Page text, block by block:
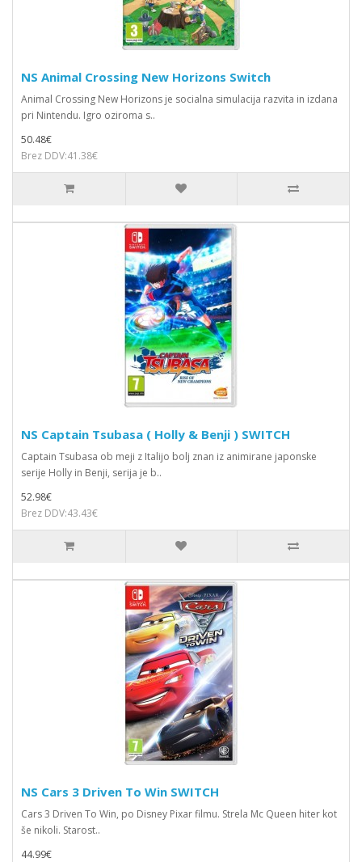
NS Animal Crossing New Horizons Switch
Animal Crossing New Horizons je socialna simulacija razvita in izdana
pri Nintendu. Igro oziroma s..
50.48€
Brez DDV:41.38€
NS Captain Tsubasa ( Holly & Benji ) SWITCH
Captain Tsubasa ob meji z Italijo bolj znan iz animirane japonske
serije Holly in Benji, serija je b..
52.98€
Brez DDV:43.43€
NS Cars 3 Driven To Win SWITCH
Cars 3 Driven To Win, po Disney Pixar filmu. Strela Mc Queen hiter kot
še nikoli. Starost..
44.99€